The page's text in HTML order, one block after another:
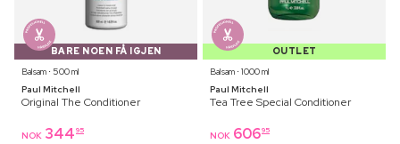
BARE NOEN FÅ IGJEN
Balsam ⋅ 500 ml
Paul Mitchell
Original The Conditioner
NOK 344 95
OUTLET
Balsam ⋅ 1000 ml
Paul Mitchell
Tea Tree Special Conditioner
NOK 60695